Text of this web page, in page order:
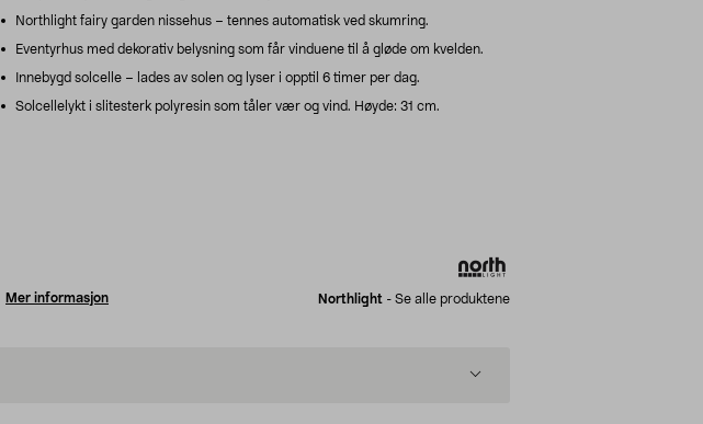
Northlight fairy garden nissehus – tennes automatisk ved skumring.
Eventyrhus med dekorativ belysning som får vinduene til å gløde om kvelden.
Innebygd solcelle – lades av solen og lyser i opptil 6 timer per dag.
Solcellelykt i slitesterk polyresin som tåler vær og vind. Høyde: 31 cm.
Mer informasjon Northlight - Se alle produktene